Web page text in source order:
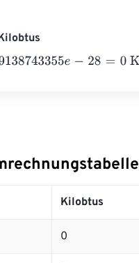
e-28=0 Kilobtus
Kilobtus
0